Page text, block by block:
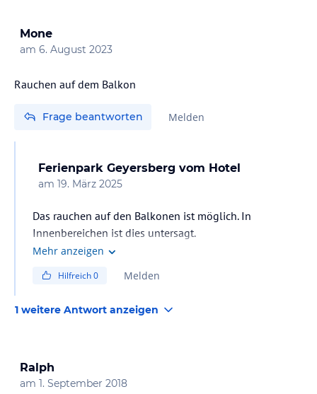
Valentin Göllner
Direktor Ferienpark Geyersberg
Mone
am 6. August 2023
Frage beantworten Melden
Ferienpark Geyersberg vom Hotel
am 19. März 2025
Das rauchen auf den Balkonen ist möglich. In
Innenbereichen ist dies untersagt.
Mehr anzeigen
Hilfreich0 Melden
1 weitere Antwort anzeigen
Ralph
am 1. September 2018